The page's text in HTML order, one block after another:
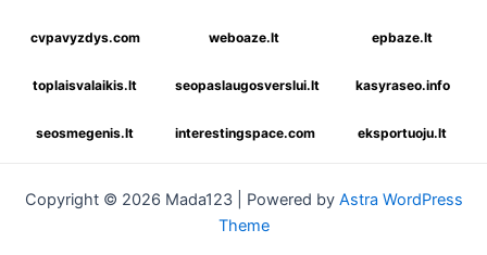
cvpavyzdys.com weboaze.lt epbaze.lt
toplaisvalaikis.lt seopaslaugosverslui.lt kasyraseo.info
seosmegenis.lt interestingspace.com eksportuoju.lt
Copyright © 2026 Mada123 | Powered by Astra WordPress
Theme